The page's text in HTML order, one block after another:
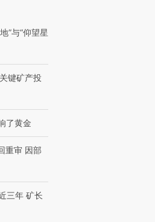
”与“仰望星
键矿产投
了黄金
重审 因部
三年 矿长